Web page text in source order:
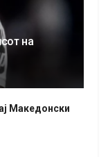
на
Македонски